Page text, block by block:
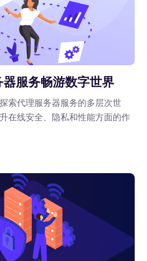
服务畅游数字世界
索代理服务器服务的多层次世
在线安全、隐私和性能方面的作